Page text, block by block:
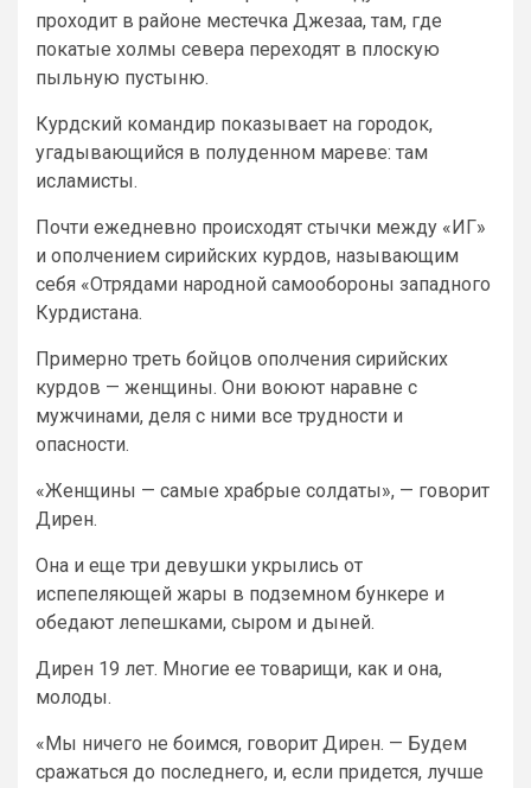
проходит в районе местечка Джезаа, там, где
покатые холмы севера переходят в плоскую
пыльную пустыню.
Курдский командир показывает на городок,
угадывающийся в полуденном мареве: там
исламисты.
Почти ежедневно происходят стычки между «ИГ»
и ополчением сирийских курдов, называющим
себя «Отрядами народной самообороны западного
Курдистана.
Примерно треть бойцов ополчения сирийских
курдов — женщины. Они воюют наравне с
мужчинами, деля с ними все трудности и
опасности.
«Женщины — самые храбрые солдаты», — говорит
Дирен.
Она и еще три девушки укрылись от
испепеляющей жары в подземном бункере и
обедают лепешками, сыром и дыней.
Дирен 19 лет. Многие ее товарищи, как и она,
молоды.
«Мы ничего не боимся, говорит Дирен. — Будем
сражаться до последнего, и, если придется, лучше